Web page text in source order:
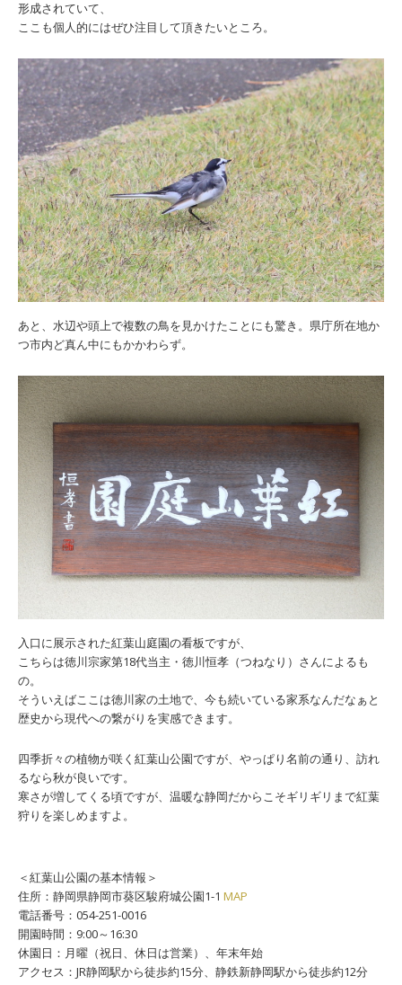
形成されていて、
ここも個人的にはぜひ注目して頂きたいところ。
あと、水辺や頭上で複数の鳥を見かけたことにも驚き。県庁所在地か
つ市内ど真ん中にもかかわらず。
入口に展示された紅葉山庭園の看板ですが、
こちらは徳川宗家第18代当主・徳川恒孝（つねなり）さんによるも
の。
そういえばここは徳川家の土地で、今も続いている家系なんだなぁと
歴史から現代への繋がりを実感できます。
四季折々の植物が咲く紅葉山公園ですが、やっぱり名前の通り、訪れ
るなら秋が良いです。
寒さが増してくる頃ですが、温暖な静岡だからこそギリギリまで紅葉
狩りを楽しめますよ。
＜紅葉山公園の基本情報＞
住所：静岡県静岡市葵区駿府城公園1-1 MAP
電話番号：054-251-0016
開園時間：9:00～16:30
休園日：月曜（祝日、休日は営業）、年末年始
アクセス：JR静岡駅から徒歩約15分、静鉄新静岡駅から徒歩約12分